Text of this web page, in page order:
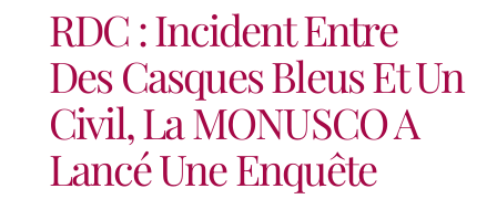
RDC : Incident Entre
Des Casques Bleus Et Un
Civil, La MONUSCO A
Lancé Une Enquête